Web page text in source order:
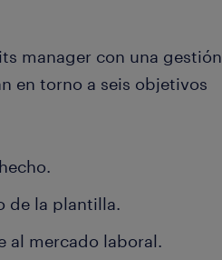
manager con una gestión
en torno a seis objetivos
de la plantilla.
al mercado laboral.